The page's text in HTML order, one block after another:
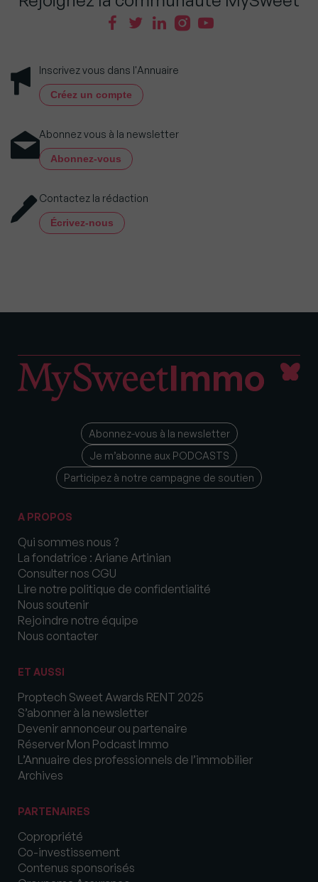
Inscrivez vous dans l'Annuaire
Créez un compte
Abonnez vous à la newsletter
Abonnez-vous
Contactez la rédaction
Écrivez-nous
Abonnez-vous à la newsletter
Je m’abonne aux PODCASTS
Participez à notre campagne de soutien
A PROPOS
Qui sommes nous ?
La fondatrice : Ariane Artinian
Consulter nos CGU
Lire notre politique de confidentialité
Nous soutenir
Rejoindre notre équipe
Nous contacter
ET AUSSI
Proptech Sweet Awards RENT 2025
S’abonner à la newsletter
Devenir annonceur ou partenaire
Réserver Mon Podcast Immo
L’Annuaire des professionnels de l’immobilier
Archives
PARTENAIRES
Copropriété
Co-investissement
Contenus sponsorisés